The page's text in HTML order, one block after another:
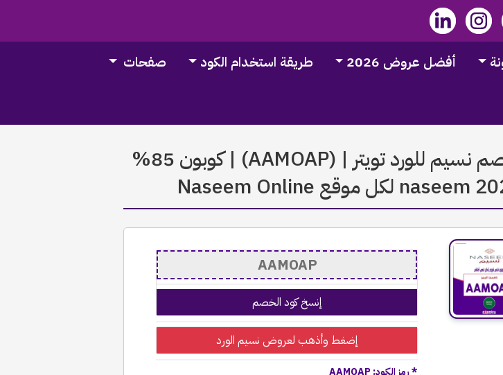
أفضل عروض 2026 طريقة استخدام الكود صفحات
كود خصم نسيم للورد تويتر | (AAMOAP) | كوبون 85%
إنسخ كود الخصم
إضغط وأذهب لعروض نسيم الورد
* رمز الكود: AAMOAP